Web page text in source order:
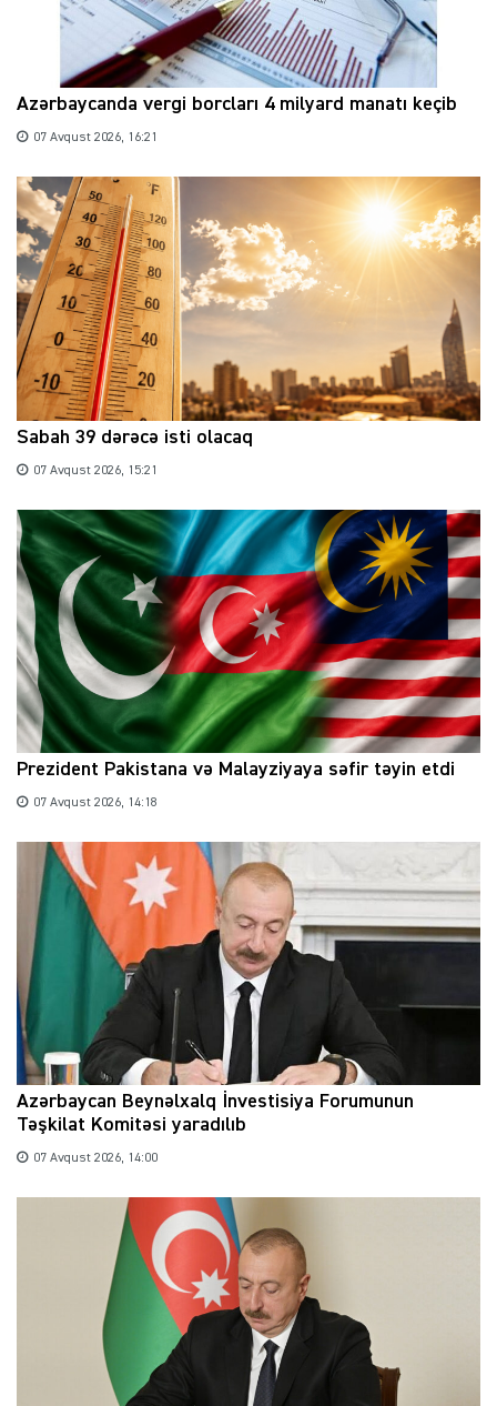
Azərbaycanda vergi borcları 4 milyard manatı keçib
07 Avqust 2026, 16:21
Sabah 39 dərəcə isti olacaq
07 Avqust 2026, 15:21
Prezident Pakistana və Malayziyaya səfir təyin etdi
07 Avqust 2026, 14:18
Azərbaycan Beynəlxalq İnvestisiya Forumunun
Təşkilat Komitəsi yaradılıb
07 Avqust 2026, 14:00